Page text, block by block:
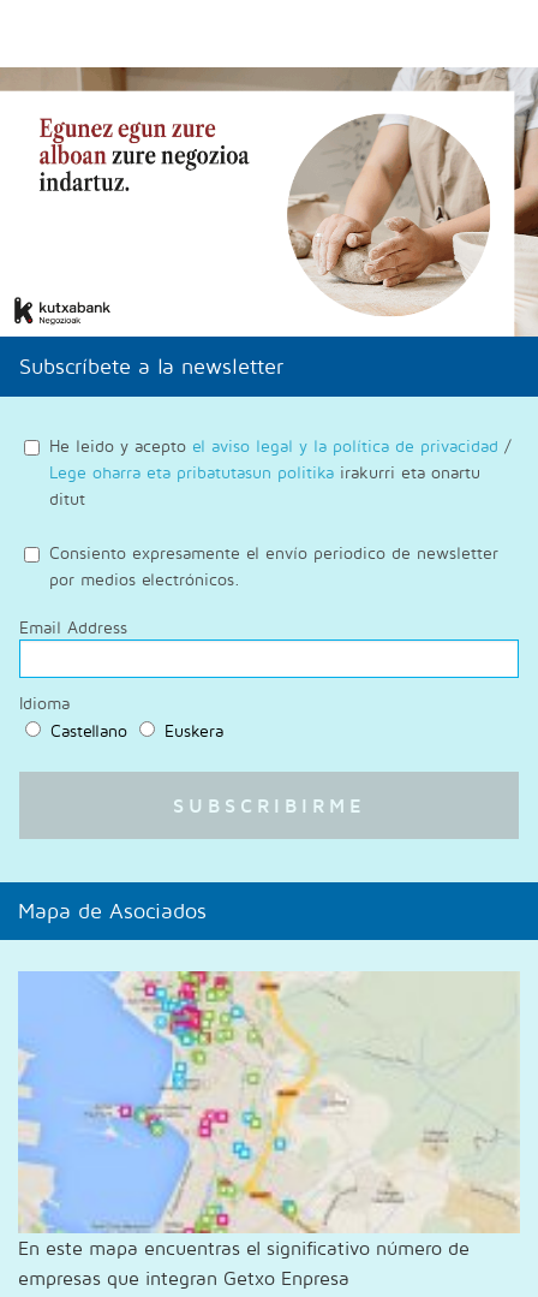
Subscríbete a la newsletter
He leido y acepto el aviso legal y la política de privacidad /
Lege oharra eta pribatutasun politika irakurri eta onartu
ditut
Consiento expresamente el envío periodico de newsletter
por medios electrónicos.
Email Address
Idioma
Castellano
Euskera
Mapa de Asociados
En este mapa encuentras el significativo número de
empresas que integran Getxo Enpresa